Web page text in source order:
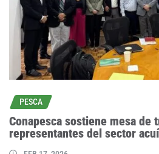
PESCA
Conapesca sostiene mesa de
representantes del sector